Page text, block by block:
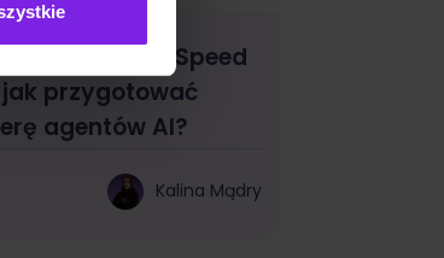
w PageSpeed
przygotować
agentów AI?
Kalina Mądry